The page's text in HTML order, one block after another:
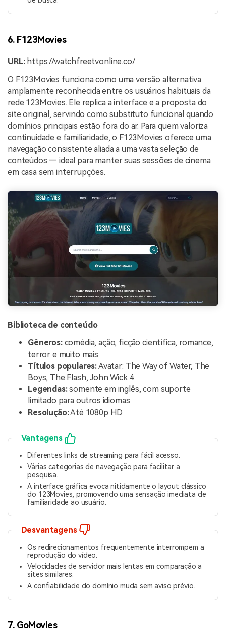
6. F123Movies
URL: https://watchfreetvonline.co/
O F123Movies funciona como uma versão alternativa
amplamente reconhecida entre os usuários habituais da
rede 123Movies. Ele replica a interface e a proposta do
site original, servindo como substituto funcional quando
domínios principais estão fora do ar. Para quem valoriza
continuidade e familiaridade, o F123Movies oferece uma
navegação consistente aliada a uma vasta seleção de
conteúdos — ideal para manter suas sessões de cinema
em casa sem interrupções.
Biblioteca de conteúdo
Gêneros:comédia, ação, ficção científica, romance,
terror e muito mais
Títulos populares:Avatar: The Way of Water, The
Boys, The Flash, John Wick 4
Legendas:somente em inglês, com suporte
limitado para outros idiomas
Resolução:Até 1080p HD
Vantagens
Diferentes links de streaming para fácil acesso.
Várias categorias de navegação para facilitar a
pesquisa.
A interface gráfica evoca nitidamente o layout clássico
do 123Movies, promovendo uma sensação imediata de
familiaridade ao usuário.
Desvantagens
Os redirecionamentos frequentemente interrompem a
reprodução do vídeo.
Velocidades de servidor mais lentas em comparação a
sites similares.
A confiabilidade do domínio muda sem aviso prévio.
7. GoMovies